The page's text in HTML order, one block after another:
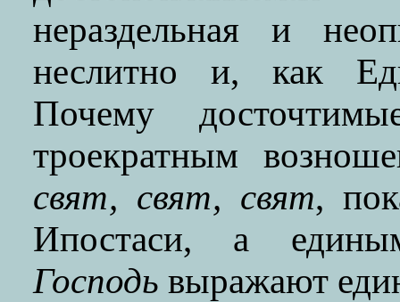
нераздельная и
неслитно и, как
Почему
троекратным
свят, свят, свят,
Ипостаси, а
Господь выражают